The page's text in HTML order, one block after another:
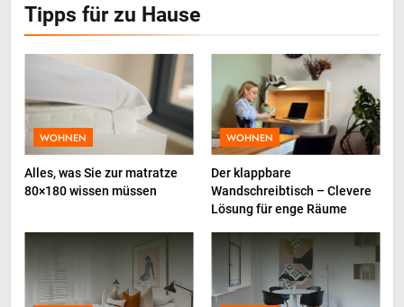
Anlass perfekt treffen
LIFESTYLE
Die Bedeutung von
beruhigenden Geräuschen für
die Schlafentwicklung von
Babys
LIFESTYLE
Kreative Marketingvisuals
Tipps für zu Hause
WOHNEN
Alles, was Sie zur matratze
80×180 wissen müssen
WOHNEN
Der klappbare
Wandschreibtisch – Clevere
Lösung für enge Räume